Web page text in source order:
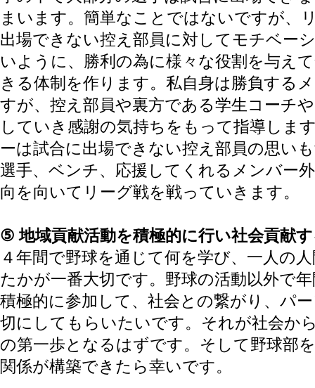
まいます。簡単なことではないですが、
出場できない控え部員に対してモチベー
いように、勝利の為に様々な役割を与え
きる体制を作ります。私自身は勝負する
すが、控え部員や裏方である学生コーチ
していき感謝の気持ちをもって指導しま
ーは試合に出場できない控え部員の思い
選手、ベンチ、応援してくれるメンバー
向を向いてリーグ戦を戦っていきます。
⑤ 地域貢献活動を積極的に行い社会貢献
４年間で野球を通じて何を学び、一人の
たかが一番大切です。野球の活動以外で
積極的に参加して、社会との繋がり、パ
切にしてもらいたいです。それが社会か
の第一歩となるはずです。そして野球部
関係が構築できたら幸いです。